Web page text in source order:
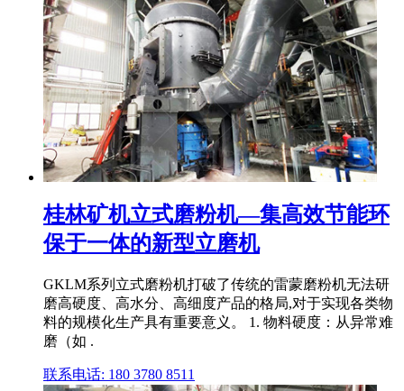
桂林矿机立式磨粉机—集高效节能环
保于一体的新型立磨机
GKLM系列立式磨粉机打破了传统的雷蒙磨粉机无法研
磨高硬度、高水分、高细度产品的格局,对于实现各类物
料的规模化生产具有重要意义。 1. 物料硬度：从异常难
磨（如 .
联系电话: 180 3780 8511